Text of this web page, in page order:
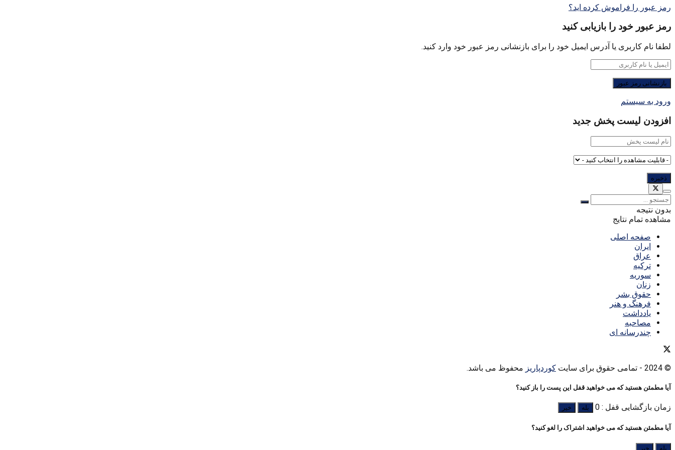
رمز عبور را فراموش کرده اید؟
رمز عبور خود را بازیابی کنید
لطفا نام کاربری یا آدرس ایمیل خود را برای بازنشانی رمز عبور خود وارد کنید.
ورود به سیستم
افزودن لیست پخش جدید
بدون نتیجه
مشاهده تمام نتایج
صفحه اصلی
ایران
عراق
ترکیه
سوریه
زنان
حقوق بشر
فرهنگ و هنر
یادداشت
مصاحبه
چندرسانه ای
© 2024 - تمامی حقوق برای سایت کوردپاریز محفوظ می باشد.
آیا مطمئن هستید که می خواهید قفل این پست را باز کنید؟
زمان بازگشایی قفل : 0 بله خیر
آیا مطمئن هستید که می خواهید اشتراک را لغو کنید؟
بله خیر